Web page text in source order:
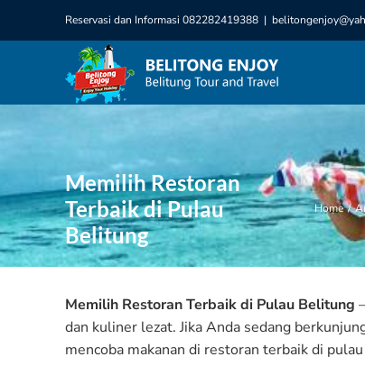
Reservasi dan Informasi 082282419388 |
Memilih Restoran
Terbaik di Pulau
Belitung
Home /
Memilih Restoran Terbaik di Pulau Belitung
dan kuliner lezat. Jika Anda sedang
mencoba makanan di restoran terbaik di